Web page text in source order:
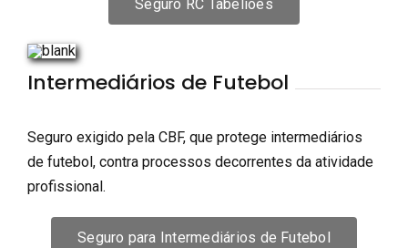
Seguro RC Tabeliões
Intermediários de Futebol
Seguro exigido pela CBF, que protege intermediários
de futebol, contra processos decorrentes da atividade
profissional.
Seguro para Intermediários de Futebol